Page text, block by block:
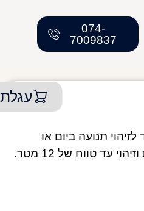
074-
7009837
תנועה ביום או
בלילה. מספק חיסכון באנרגיה, נוחות ובטיחות, בעל כיסוי של 180 מעלות וזיהוי עד טווח של 12 מטר.